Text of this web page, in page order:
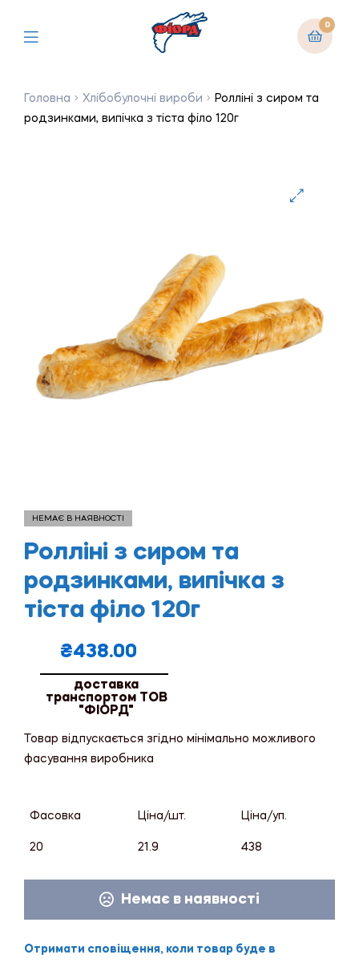
0
Головна Хлібобулочні вироби
Ролліні з сиром та
родзинками, випічка з тіста філо 120г
НЕМАЄ В НАЯВНОСТІ
Ролліні з сиром та
родзинками, випічка з
тіста філо 120г
₴438.00
доставка
транспортом ТОВ
"ФІОРД"
Товар відпускається згідно мінімально можливого
фасування виробника
Фасовка Ціна/шт. Ціна/уп.
20 21.9 438
Немає в наявності
Отримати сповіщення, коли товар буде в